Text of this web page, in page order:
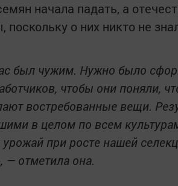
начала падать, а
поскольку о них никто не
был чужим. Нужно было
чтобы они поняли,
востребованные вещи.
в целом по всем
при росте нашей
— отметила она.